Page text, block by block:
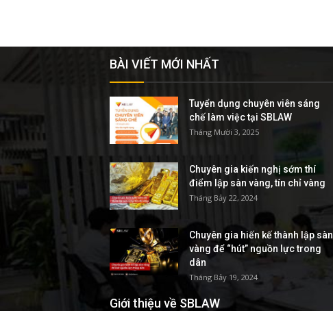
BÀI VIẾT MỚI NHẤT
Tuyển dụng chuyên viên sáng
chế làm việc tại SBLAW
Tháng Mười 3, 2025
Chuyên gia kiến nghị sớm thí
điểm lập sàn vàng, tín chỉ vàng
Tháng Bảy 22, 2024
Chuyên gia hiến kế thành lập sàn
vàng để “hút” nguồn lực trong
dân
Tháng Bảy 19, 2024
Giới thiệu về SBLAW